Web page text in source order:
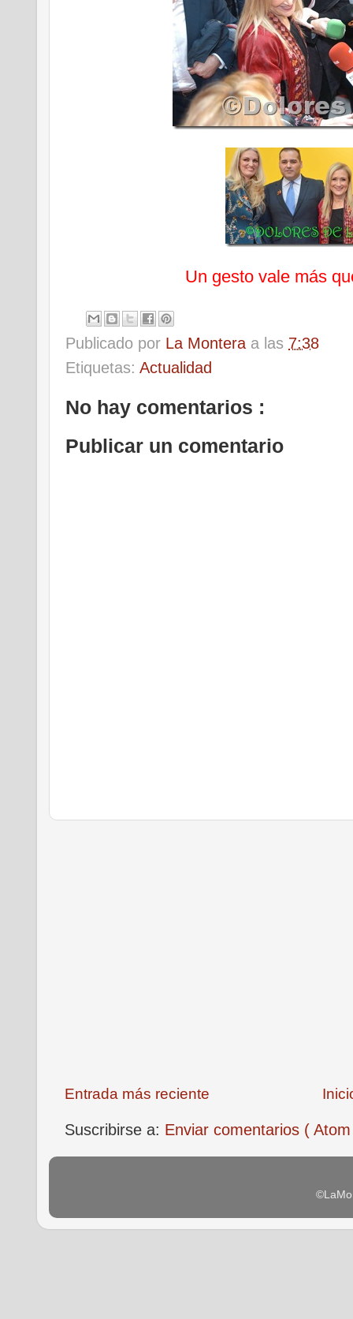
Un gesto vale más
Publicado por La Montera a las 7:38
Etiquetas: Actualidad
No hay comentarios :
Publicar un comentario
Entrada más reciente
Suscribirse a: Enviar comentarios (